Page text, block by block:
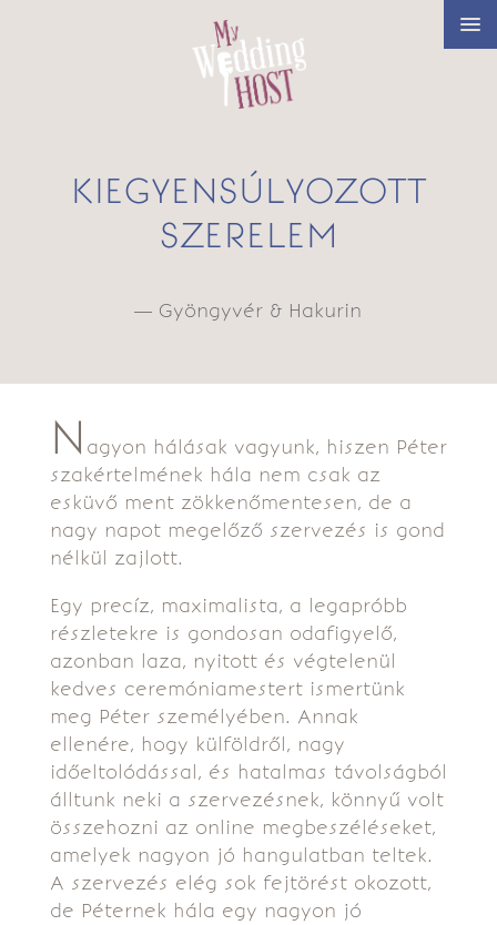
KIEGYENSÚLYOZOTT
SZERELEM
— Gyöngyvér & Hakurin
N agyon hálásak vagyunk, hiszen Péter
szakértelmének hála nem csak az
esküvő ment zökkenőmentesen, de a
nagy napot megelőző szervezés is gond
nélkül zajlott.
Egy precíz, maximalista, a legapróbb
részletekre is gondosan odafigyelő,
azonban laza, nyitott és végtelenül
kedves ceremóniamestert ismertünk
meg Péter személyében. Annak
ellenére, hogy külföldről, nagy
időeltolódással, és hatalmas távolságból
álltunk neki a szervezésnek, könnyű volt
összehozni az online megbeszéléseket,
amelyek nagyon jó hangulatban teltek.
A szervezés elég sok fejtörést okozott,
de Péternek hála egy nagyon jó